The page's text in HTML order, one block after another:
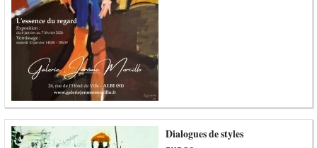
Dialogues de styles